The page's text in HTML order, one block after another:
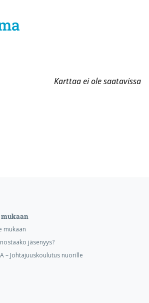
Karttaa ei ole saatavissa
mukaan
mukaan
jäsenyys?
– Johtajuuskoulutus nuorille